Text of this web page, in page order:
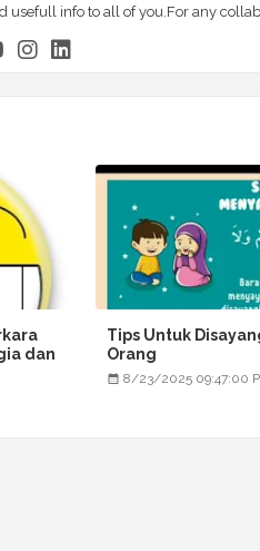
usefull info to all of you.For any
dan
Tips Untuk
Orang
8/23/2025 09:47:00